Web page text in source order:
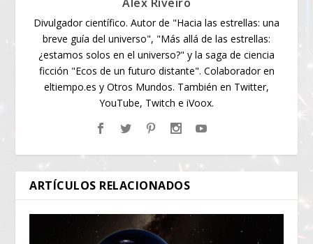
Divulgador científico. Autor de "Hacia las estrellas: una
breve guía del universo", "Más allá de las estrellas:
¿estamos solos en el universo?" y la saga de ciencia
ficción "Ecos de un futuro distante". Colaborador en
eltiempo.es y Otros Mundos. También en Twitter,
YouTube, Twitch e iVoox.
ARTÍCULOS RELACIONADOS